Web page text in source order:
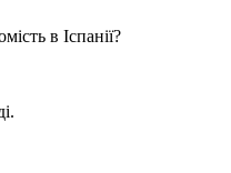
в Іспанії?